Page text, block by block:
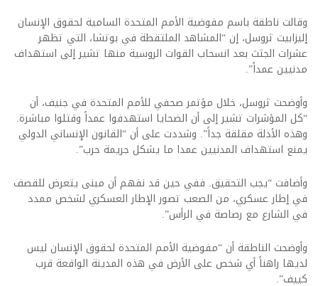
وقالت ناطقة باسم مفوضية الأمم المتحدة السامية لحقوق الإنسان
إليزابيت ثروسل، إن “المشاهد الملتقطة في بوتشا، التي تظهر
عشرات الجثث بعد انسحاب القوات الروسية منها تشير إلى استهداف
مدنيين عمداً”.
وأوضحت ثروسل، خلال مؤتمر صحفي للأمم المتحدة في جنيف، أن
“كل المؤشرات تشير إلى أن الضحايا استهدفوا عمداً وقتلوا مباشرة.
وهذه الأدلة مقلقة جداً”. وشددت على أن “القانون الإنساني الدولي
يمنع استهداف المدنيين عمدا ما يشكل جريمة حرب”.
وأضافت “يجب التحقيق. ففي حين قد نفهم أن مبنى يتعرض للقصف
في إطار عسكري، من الصعب تصور الإطار العسكري لشخص ممدد
في الشارع مع رصاصة في الرأس”.
وأوضحت الناطقة أن “مفوضية الأمم المتحدة لحقوق الإنسان ليس
لديها راهناً أي شخص على الأرض في هذه المدينة الواقعة قرب
كييف”.